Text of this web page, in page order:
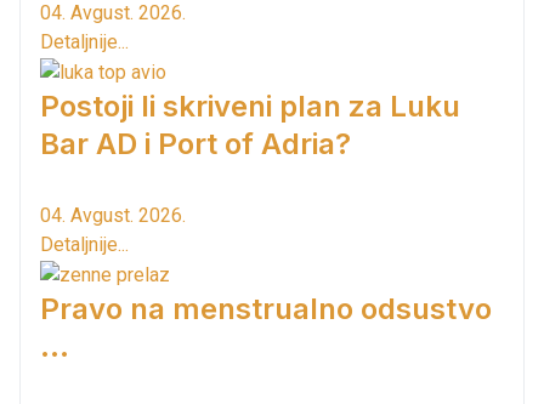
04. Avgust. 2026.
Detaljnije...
Postoji li skriveni plan za Luku
Bar AD i Port of Adria?
04. Avgust. 2026.
Detaljnije...
Pravo na menstrualno odsustvo
...